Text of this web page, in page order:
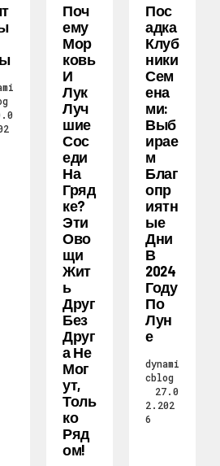
Поч
Ему
Мор
Ковь
И
Лук
Луч
Шие
Сос
Еди
На
Гряд
Ке?
Эти
Ово
Щи
Жит
Ь
Друг
Без
Друг
А Не
Мог
Ут,
Толь
Ко
Ряд
Ом!
Пос
Адка
Клуб
Ники
Сем
Ена
Ми:
Выб
Ирае
М
Благ
Опр
Иятн
Ые
Дни
В
2024
Году
По
Лун
Е
dynami
cblog
27.0
2.202
6